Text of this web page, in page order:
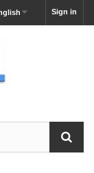
Sign in